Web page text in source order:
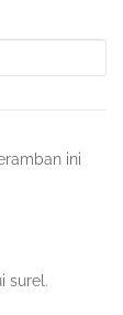
ini
surel.